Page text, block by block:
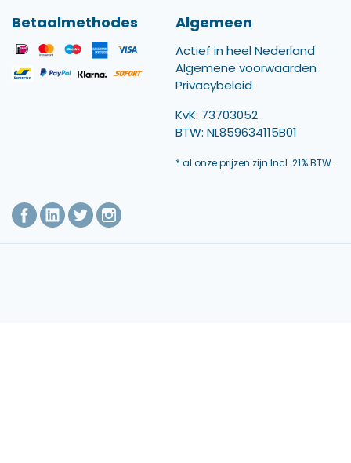
Betaalmethodes Algemeen
Actief in heel Nederland
Algemene voorwaarden
Privacybeleid
KvK: 73703052
BTW: NL859634115B01
* al onze prijzen zijn Incl. 21% BTW.